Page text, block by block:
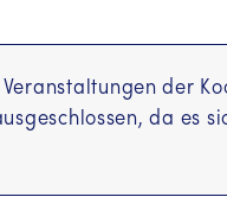
der
da es